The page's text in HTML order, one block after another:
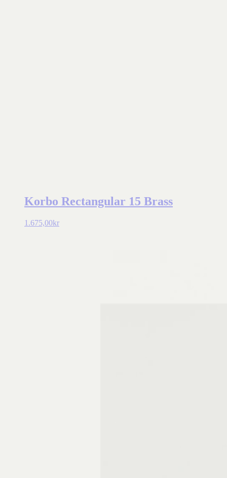
Korbo Rectangular 15 Brass
1.675,00kr